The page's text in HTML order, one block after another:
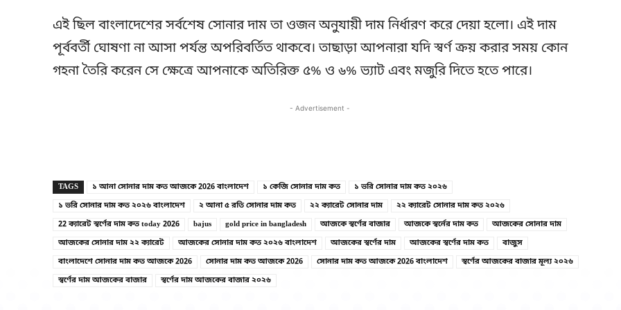
এই ছিল বাংলাদেশের সর্বশেষ সোনার দাম তা ওজন অনুযায়ী দাম নির্ধারণ করে দেয়া হলো। এই দাম
পূর্ববর্তী ঘোষণা না আসা পর্যন্ত অপরিবর্তিত থাকবে। তাছাড়া আপনারা যদি স্বর্ণ ক্রয় করার সময় কোন
গহনা তৈরি করেন সে ক্ষেত্রে আপনাকে অতিরিক্ত ৫% ও ৬% ভ্যাট এবং মজুরি দিতে হতে পারে।
- Advertisement -
TAGS ১ আনা সোনার দাম কত আজকে 2026 বাংলাদেশ ১ কেজি সোনার দাম কত
১ ভরি সোনার দাম কত ২০২৬
১ ভরি সোনার দাম কত ২০২৬ বাংলাদেশ
২ আনা ৫ রতি সোনার দাম কত ২২ ক্যারেট সোনার দাম
২২ ক্যারেট সোনার দাম কত ২০২৬
22 ক্যারেট স্বর্ণের দাম কত today 2026
bajus gold price in bangladesh আজকে স্বর্ণের বাজার আজকে স্বর্নের দাম কত
আজকের সোনার দাম
আজকের সোনার দাম ২২ ক্যারেট
আজকের সোনার দাম কত ২০২৬ বাংলাদেশ আজকের স্বর্ণের দাম আজকের স্বর্ণের দাম কত
বাজুস
বাংলাদেশে সোনার দাম কত আজকে 2026
সোনার দাম কত আজকে 2026 সোনার দাম কত আজকে 2026 বাংলাদেশ
স্বর্ণের আজকের বাজার মূল্য ২০২৬
স্বর্ণের দাম আজকের বাজার
স্বর্ণের দাম আজকের বাজার ২০২৬